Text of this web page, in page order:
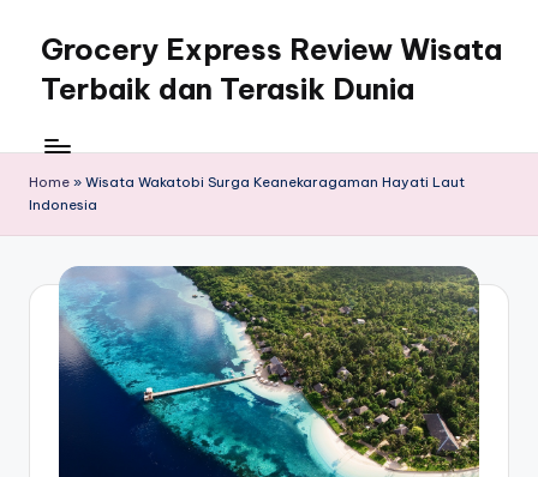
content
Grocery Express Review Wisata
Terbaik dan Terasik Dunia
Home » Wisata Wakatobi Surga Keanekaragaman Hayati Laut
Indonesia